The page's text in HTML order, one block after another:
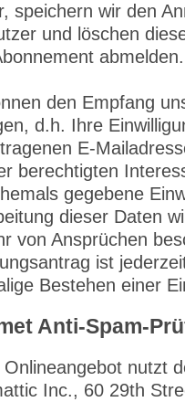
speichern wir den
und löschen
abmelden.
den Empfang
d.h. Ihre
E-
berechtigten
gegebene
dieser Daten
von Ansprüchen
ist
Bestehen einer
Anti-Spam-
Onlineangebot nutzt
Inc., 60 29th